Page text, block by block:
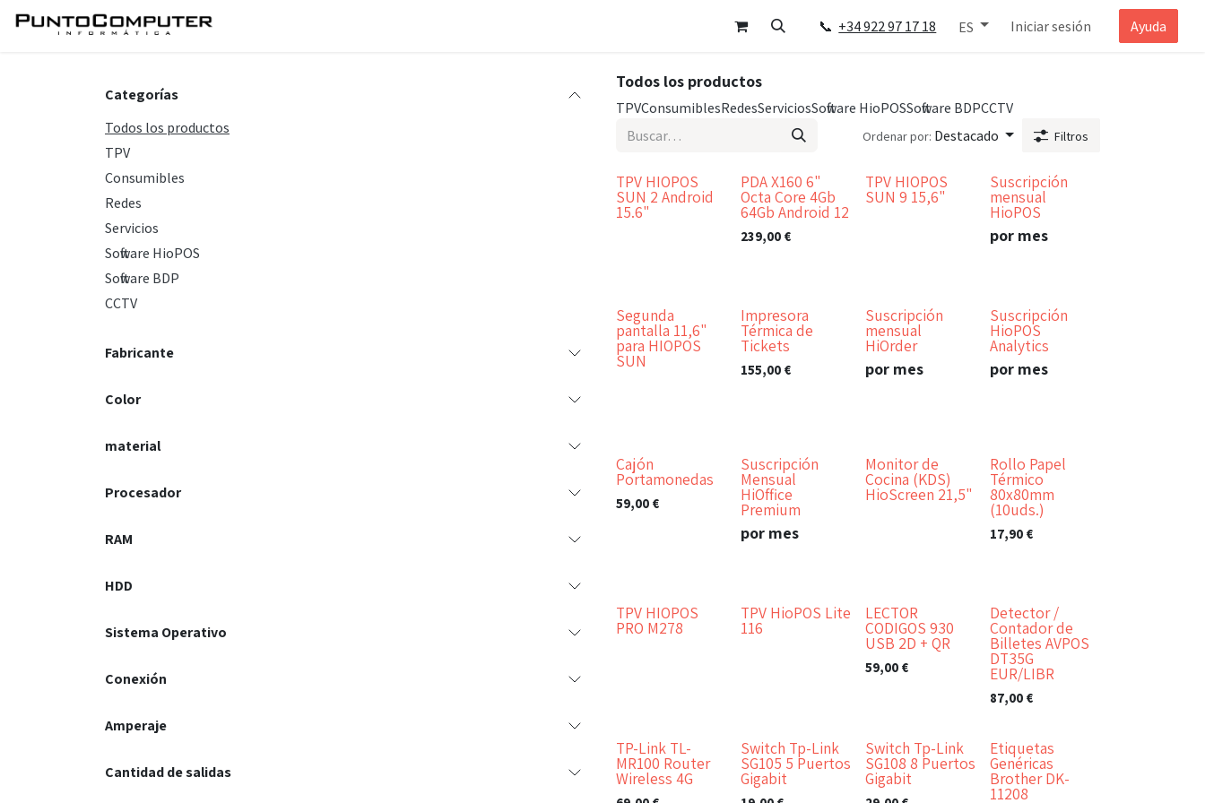
Ir al contenido
📞 +34 922 97 17 18 ES Iniciar sesión Ayuda
Categorías
Todos los productos
TPV
Consumibles
Redes
Servicios
Software HioPOS
Software BDP
CCTV
Fabricante
Color
material
Procesador
RAM
HDD
Sistema Operativo
Conexión
Amperaje
Cantidad de salidas
Todos los productos
TPVConsumiblesRedesServiciosSoftware HioPOSSoftware BDPCCTV
Ordenar por: Destacado Filtros
Top Ventas
TPV HIOPOS
SUN 2 Android
15.6"
¡Nuevo!
PDA X160 6"
Octa Core 4Gb
64Gb Android 12
239,00€
Bajo pedido
TPV HIOPOS
SUN 9 15,6"
Suscripción
mensual
HioPOS
por mes
Segunda
pantalla 11,6"
para HIOPOS
SUN
Impresora
Térmica de
Tickets
155,00€
Suscripción
mensual
HiOrder
por mes
Suscripción
HioPOS
Analytics
por mes
Cajón
Portamonedas
59,00 €
Suscripción
Mensual
HiOffice
Premium
por mes
Monitor de
Cocina (KDS)
HioScreen 21,5"
Rollo Papel
Térmico
80x80mm
(10uds.)
17,90€
TPV HIOPOS
PRO M278
TPV HioPOS Lite
116
LECTOR
CODIGOS 930
USB 2D + QR
59,00€
Detector /
Contador de
Billetes AVPOS
DT35G
EUR/LIBR
87,00€
TP-Link TL-
MR100 Router
Wireless 4G
Switch Tp-Link
SG105 5 Puertos
Gigabit
Switch Tp-Link
SG108 8 Puertos
Gigabit
Etiquetas
Genéricas
Brother DK-
11208